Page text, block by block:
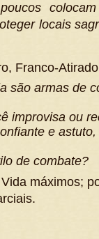
locais
Franco-
são armas de
improvisa ou
e
de combate?
máximos;